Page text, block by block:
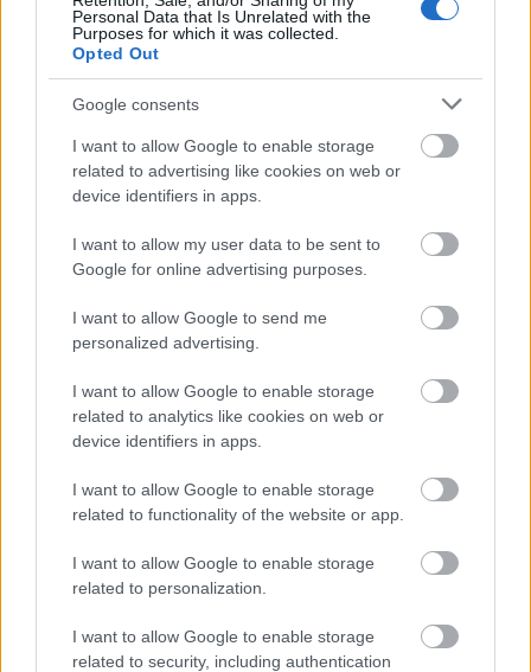
Personal Data that Is Unrelated with the
Purposes for which it was collected.
Opted Out
Google consents
I want to allow Google to enable storage
related to advertising like cookies on web or
device identifiers in apps.
I want to allow my user data to be sent to
Google for online advertising purposes.
I want to allow Google to send me
personalized advertising.
I want to allow Google to enable storage
related to analytics like cookies on web or
device identifiers in apps.
I want to allow Google to enable storage
related to functionality of the website or app.
I want to allow Google to enable storage
related to personalization.
I want to allow Google to enable storage
related to security, including authentication
από τα δάνεια του ν. Κατσέλη
Νέο Χωροταξικό Τουρισμού: Οι νέες «κόκκινες
γραμμές» για το περιβάλλον και τι αλλάζει σε
ξενοδοχεία, νησιά και επενδύσεις
Τα ανοιχτά μέτωπα για την ενίσχυση της
ελληνικής βιομηχανίας
TAGS: Ιράν Πόλεμος ΗΠΑ
BEST OFINTERNET